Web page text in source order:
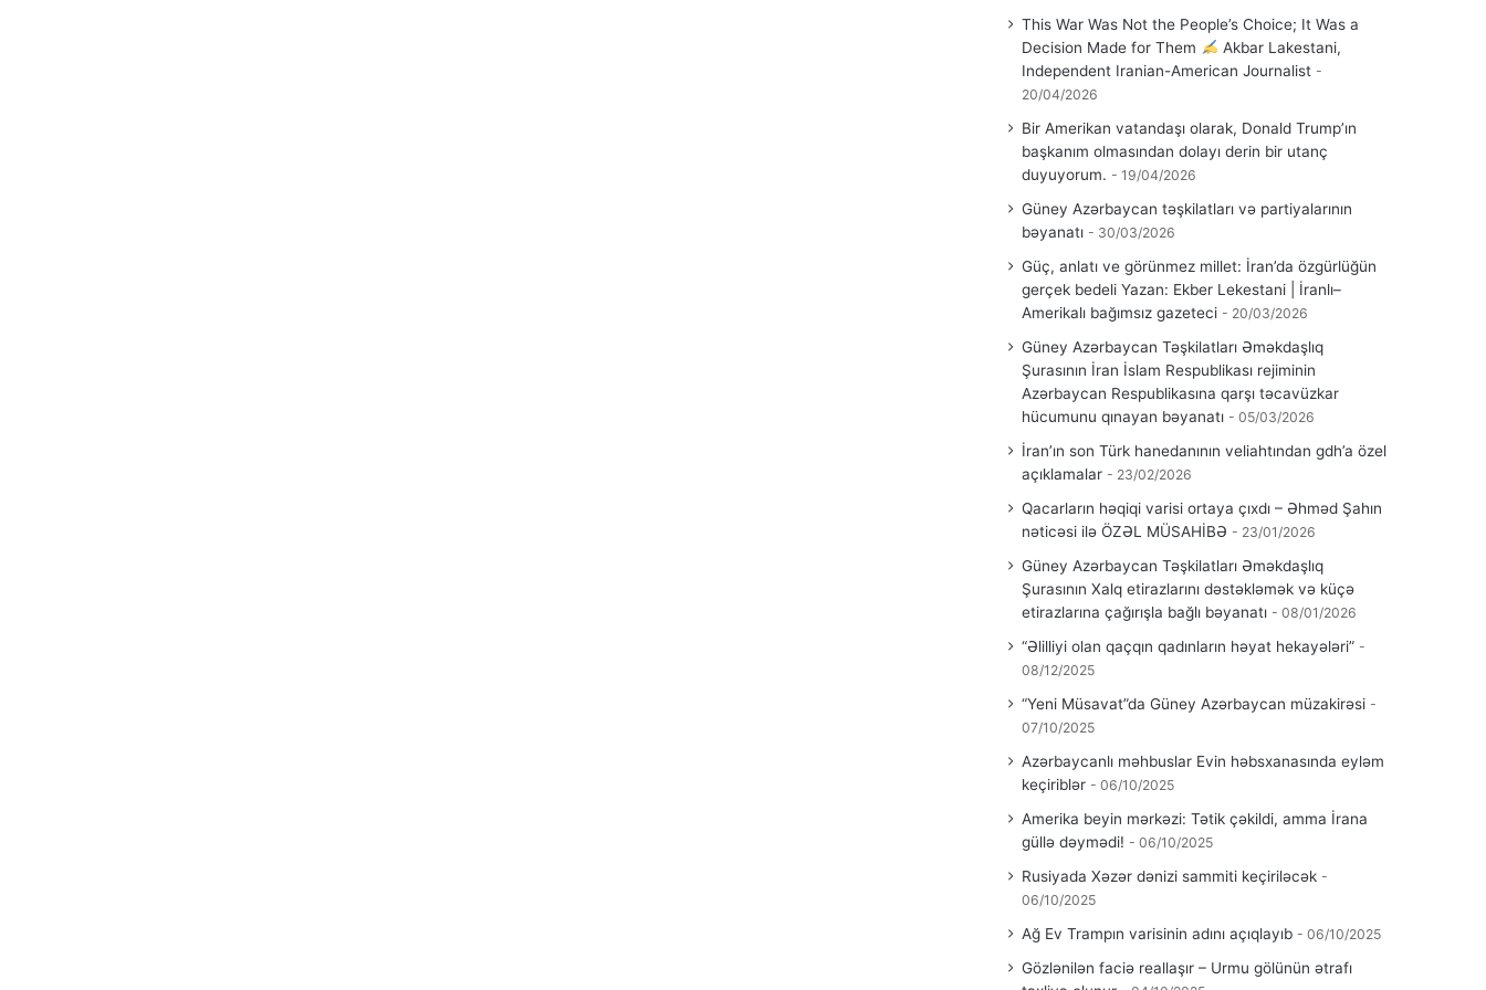
This War Was Not the People’s Choice; It Was a
Decision Made for Them
Akbar Lakestani,
Independent Iranian-American Journalist
20/04/2026
Bir Amerikan vatandaşı olarak, Donald Trump’ın
başkanım olmasından dolayı derin bir utanç
duyuyorum.
19/04/2026
Güney Azərbaycan təşkilatları və partiyalarının
bəyanatı
30/03/2026
Güç, anlatı ve görünmez millet: İran’da özgürlüğün
gerçek bedeli Yazan: Ekber Lekestani | İranlı–
Amerikalı bağımsız gazeteci
20/03/2026
Güney Azərbaycan Təşkilatları Əməkdaşlıq
Şurasının İran İslam Respublikası rejiminin
Azərbaycan Respublikasına qarşı təcavüzkar
hücumunu qınayan bəyanatı
05/03/2026
İran’ın son Türk hanedanının veliahtından gdh’a özel
açıklamalar
23/02/2026
Qacarların həqiqi varisi ortaya çıxdı – Əhməd Şahın
nəticəsi ilə ÖZƏL MÜSAHİBƏ
23/01/2026
Güney Azərbaycan Təşkilatları Əməkdaşlıq
Şurasının Xalq etirazlarını dəstəkləmək və küçə
etirazlarına çağırışla bağlı bəyanatı
08/01/2026
“Əlilliyi olan qaçqın qadınların həyat hekayələri”
08/12/2025
“Yeni Müsavat”da Güney Azərbaycan müzakirəsi
07/10/2025
Azərbaycanlı məhbuslar Evin həbsxanasında eyləm
keçiriblər
06/10/2025
Amerika beyin mərkəzi: Tətik çəkildi, amma İrana
güllə dəymədi!
06/10/2025
Rusiyada Xəzər dənizi sammiti keçiriləcək
06/10/2025
Ağ Ev Trampın varisinin adını açıqlayıb 06/10/2025
Gözlənilən faciə reallaşır – Urmu gölünün ətrafı